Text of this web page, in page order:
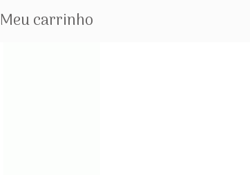
Meu carrinho